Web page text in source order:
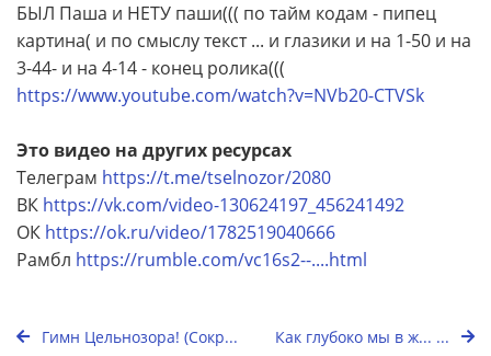
БЫЛ Паша и НЕТУ паши((( по тайм кодам - пипец
картина( и по смыслу текст ... и глазики и на 1-50 и на
3-44- и на 4-14 - конец ролика(((
https://www.youtube.com/watch?v=NVb20-CTVSk
Это видео на других ресурсах
Телеграм https://t.me/tselnozor/2080
ВК https://vk.com/video-130624197_456241492
ОК https://ok.ru/video/1782519040666
Рамбл https://rumble.com/vc16s2--....html
Гимн Цельнозора! (Сокр... Как глубоко мы в ж... ...